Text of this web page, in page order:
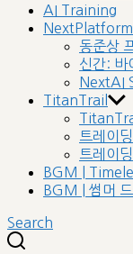
AI Training
NextPlatform
동준상
신간: 바
NextAI
TitanTrail
트레이
트레이
BGM |
BGM | 썸머
Search